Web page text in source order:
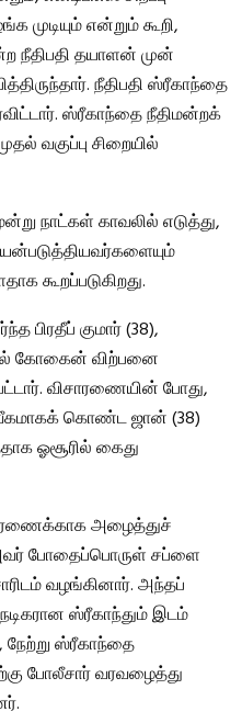
முடியும் என்றும் கூறி,
நீதிபதி தயாளன் முன்
நீதிபதி ஸ்ரீகாந்தை
ஸ்ரீகாந்தை நீதிமன்றக்
வகுப்பு சிறையில்
நாட்கள் காவலில் எடுத்து,
கூறப்படுகிறது.
பிரதீப் குமார் (38),
கோகைன் விற்பனை
விசாரணையின் போது,
கொண்ட ஜான் (38)
ஓசூரில் கைது
அழைத்துச்
போதைப்பொருள் சப்ளை
வழங்கினார். அந்தப்
ஸ்ரீகாந்தும் இடம்
நேற்று ஸ்ரீகாந்தை
போலீசார் வரவழைத்து